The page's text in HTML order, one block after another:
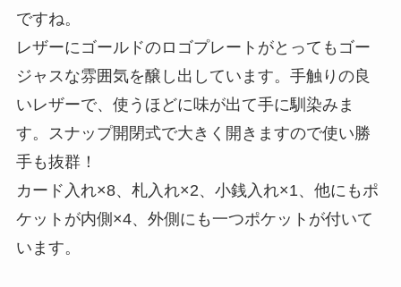
ですね。
レザーにゴールドのロゴプレートがとってもゴー
ジャスな雰囲気を醸し出しています。手触りの良
いレザーで、使うほどに味が出て手に馴染みま
す。スナップ開閉式で大きく開きますので使い勝
手も抜群！
カード入れ×8、札入れ×2、小銭入れ×1、他にもポ
ケットが内側×4、外側にも一つポケットが付いて
います。